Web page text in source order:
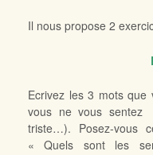
Il nous propose 2
Ecrivez les 3 mots
vous ne vous sentez
triste…). Posez-vous
« Quels sont les